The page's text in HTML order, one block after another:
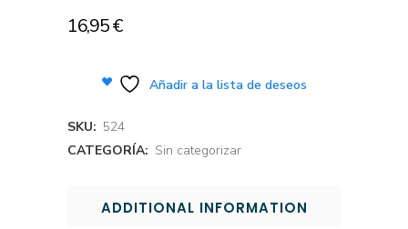
16,95€
Añadir a la lista de deseos
SKU: 524
CATEGORÍA: Sin categorizar
ADDITIONAL INFORMATION